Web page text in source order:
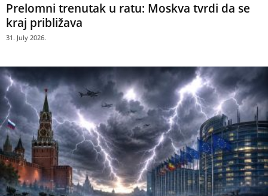
Prelomni trenutak u ratu: Moskva tvrdi da se
kraj približava
31. July 2026.